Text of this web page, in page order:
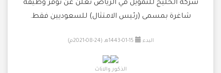
شركة الخليج للتمويل في الرياض تعلن عن توفر وظيفة
شاغرة بمسمى (رئيس الامتثال) للسعوديين فقط.
البدء:
الذكور والاناث